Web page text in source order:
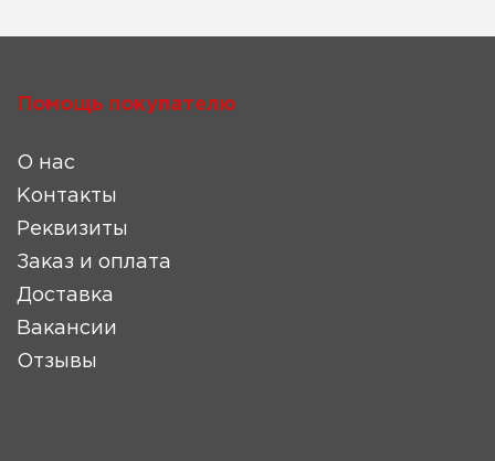
Помощь покупателю
О нас
Контакты
Реквизиты
Заказ и оплата
Доставка
Вакансии
Отзывы